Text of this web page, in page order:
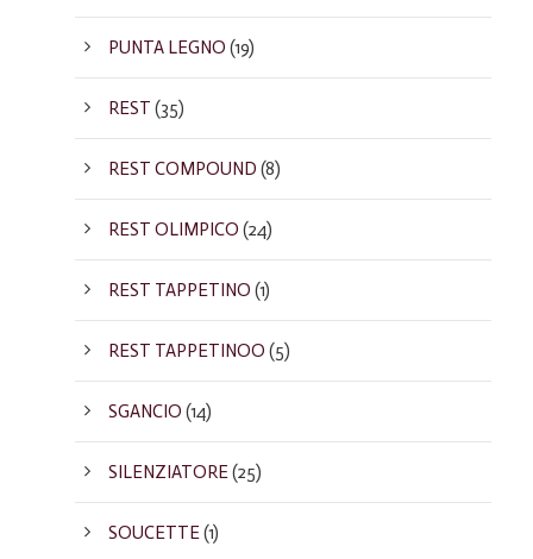
PUNTA LEGNO (19)
REST (35)
REST COMPOUND (8)
REST OLIMPICO (24)
REST TAPPETINO (1)
REST TAPPETINOO (5)
SGANCIO (14)
SILENZIATORE(25)
SOUCETTE(1)